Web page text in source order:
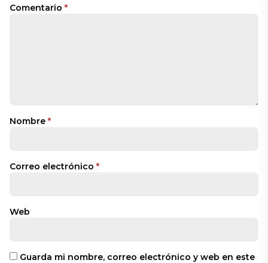
Comentario *
Nombre *
Correo electrónico *
Web
Guarda mi nombre, correo electrónico y web en este